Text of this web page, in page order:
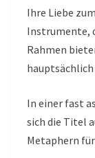
Ihre Liebe
Instrumente,
Rahmen
hauptsächlich
In einer fast
sich die Titel
Metaphern